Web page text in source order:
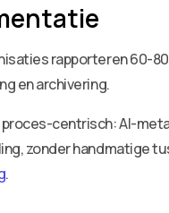
rapporteren 60-
en archivering.
centrisch: AI-
zonder handmatige
.